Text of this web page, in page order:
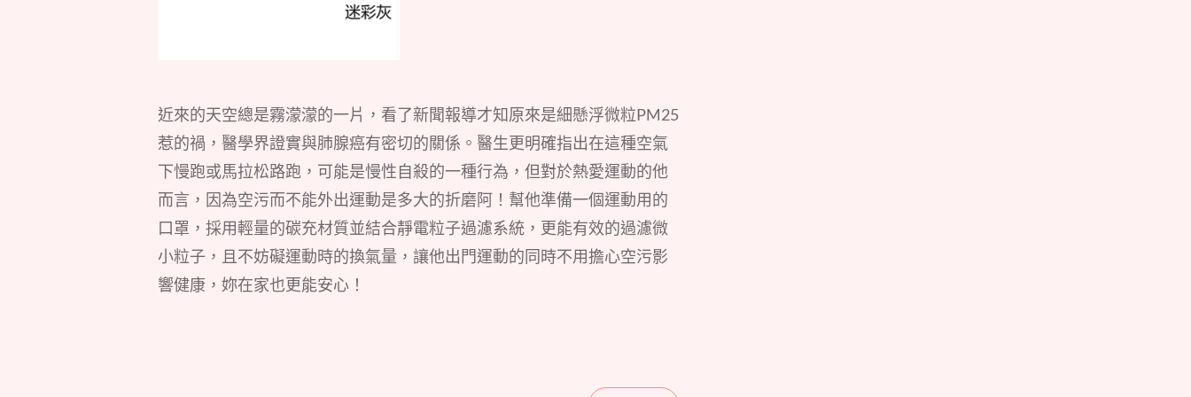
近來的天空總是霧濛濛的一片，看了新聞報導才知原來是細懸浮微粒PM25
惹的禍，醫學界證實與肺腺癌有密切的關係。醫生更明確指出在這種空氣
下慢跑或馬拉松路跑，可能是慢性自殺的一種行為，但對於熱愛運動的他
而言，因為空污而不能外出運動是多大的折磨阿！幫他準備一個運動用的
口罩，採用輕量的碳充材質並結合靜電粒子過濾系統，更能有效的過濾微
小粒子，且不妨礙運動時的換氣量，讓他出門運動的同時不用擔心空污影
響健康，妳在家也更能安心！